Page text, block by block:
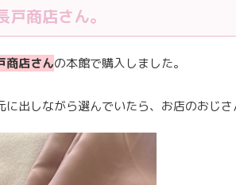
商店さん。
商店さんの本館で購入しました。
出しながら選んでいたら、お店のおじさ